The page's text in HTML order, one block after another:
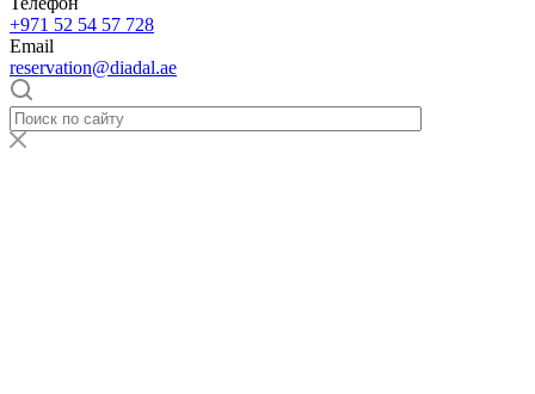
+971 52 54 57 728
Email
reservation@diadal.ae